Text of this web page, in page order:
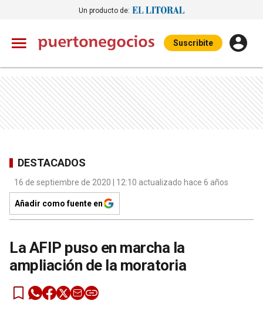
Un producto de:
Suscribite
DESTACADOS
16 de septiembre de 2020 | 12:10 actualizado hace 6 años
Añadir como fuente en
La AFIP puso en marcha la
ampliación de la moratoria